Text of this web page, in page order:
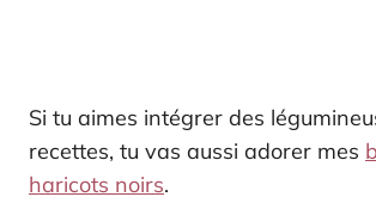
Si tu aimes intégrer des
recettes, tu vas aussi adorer mes
haricots noirs.